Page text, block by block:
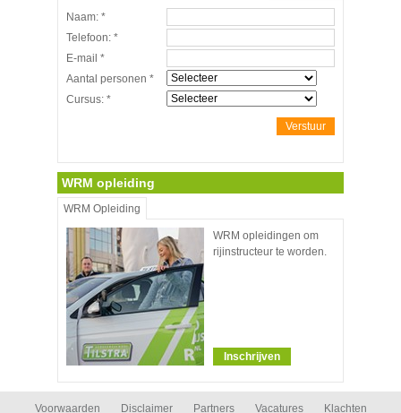
Naam: *
Telefoon: *
E-mail *
Aantal personen *
Cursus: *
Verstuur
WRM opleiding
WRM opleidingen om
rijinstructeur te worden.
Inschrijven
WRM Opleiding
Voorwaarden Disclaimer Partners Vacatures Klachten